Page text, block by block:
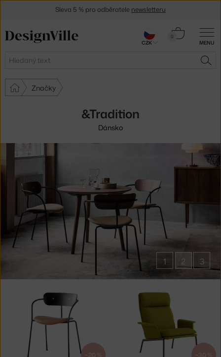
MENU
Hledat
0
Košík
Značky
&Tradition
Dánsko
1 2 3
&Tradition
−20 % −30 %
Sleva 5 % pro odběratele newsletteru
CZK